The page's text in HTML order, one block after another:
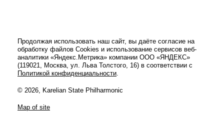
Продолжая использовать наш сайт, вы даёте согласие на
обработку файлов Cookies и использование сервисов веб-
аналитики «Яндекс.Метрика» компании ООО «ЯНДЕКС»
(119021, Москва, ул. Льва Толстого, 16) в соответствии с
Политикой конфиденциальности.
© 2026, Karelian State Philharmonic
Map of site